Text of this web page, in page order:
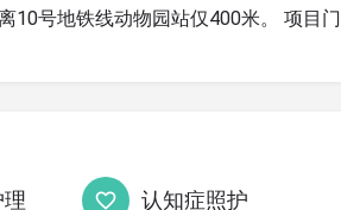
10号地铁线动物园站仅400米。 项目门
认知症照护